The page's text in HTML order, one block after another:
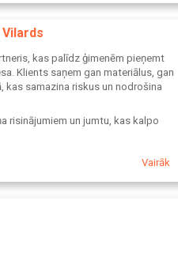
kas palīdz ģimenēm pieņemt
Klients saņem gan materiālus, gan
kas samazina riskus un nodrošina
risinājumiem un jumtu, kas kalpo
Vairāk